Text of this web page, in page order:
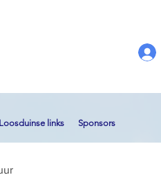
Loosduinse links Sponsors